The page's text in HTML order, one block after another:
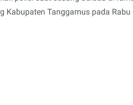
Kabupaten Tanggamus pada